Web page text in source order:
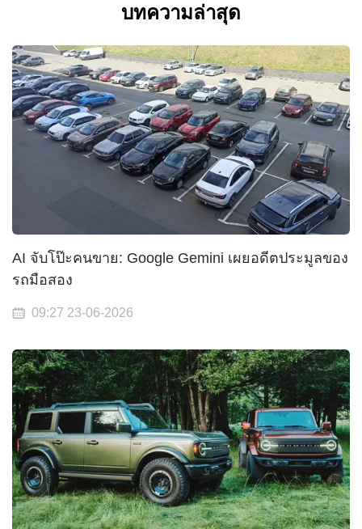
บทความล่าสุด
AI จับโป๊ะคนขาย: Google Gemini เผยอดีตประมูลของ
รถมือสอง
09:27 23-06-2026